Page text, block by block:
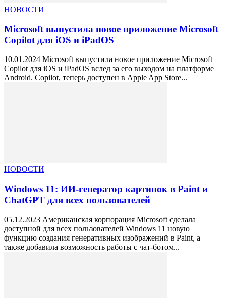
НОВОСТИ
Microsoft выпустила новое приложение Microsoft
Copilot для iOS и iPadOS
10.01.2024 Microsoft выпустила новое приложение Microsoft
Copilot для iOS и iPadOS вслед за его выходом на платформе
Android. Copilot, теперь доступен в Apple App Store...
НОВОСТИ
Windows 11: ИИ-генератор картинок в Paint и
ChatGPT для всех пользователей
05.12.2023 Американская корпорация Microsoft сделала
доступной для всех пользователей Windows 11 новую
функцию создания генеративных изображений в Paint, а
также добавила возможность работы с чат-ботом...